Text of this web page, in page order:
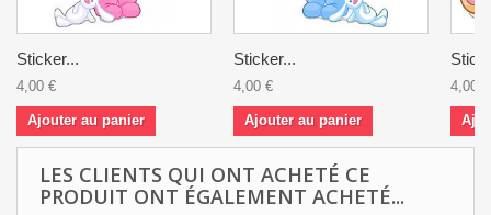
Sticker...
4,00 €
Ajouter au panier
Sticker...
4,00 €
Ajouter au panier
4,00 €
LES CLIENTS QUI ONT ACHETÉ CE
PRODUIT ONT ÉGALEMENT ACHETÉ...